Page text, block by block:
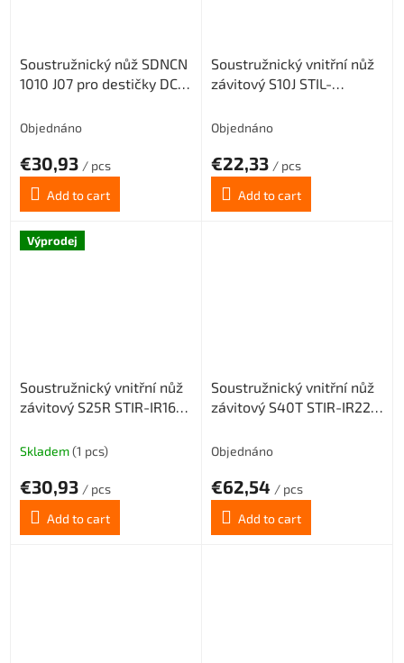
Soustružnický nůž SDNCN
1010 J07 pro destičky DC..
Objednáno
€30,93 / pcs
Add to cart
Soustružnický vnitřní nůž
závitový S10J STIL-
ER
Objednáno
€22,33 / pcs
Add to cart
Výprodej
Soustružnický vnitřní nůž
závitový S25R STIR-IR16
Skladem(1 pcs)
€30,93 / pcs
Add to cart
Soustružnický vnitřní nůž
závitový S40T STIR-IR22
Objednáno
€62,54 / pcs
Add to cart